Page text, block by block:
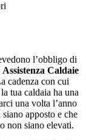
l’obbligo di
Assistenza Caldaie
cadenza con cui
tua caldaia ha una
una volta l’anno
apposto e che
non siano elevati.